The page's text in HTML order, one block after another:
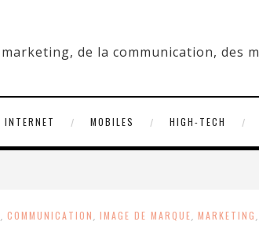
INTERNET MOBILES HIGH-TECH
, COMMUNICATION, IMAGE DE MARQUE, MARKETING,